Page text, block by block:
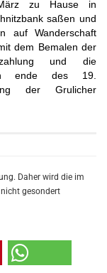
zu Hause in
saßen und
auf Wanderschaft
dem Bemalen der
und die
ende des 19.
der Grulicher
Daher wird die im
gesondert